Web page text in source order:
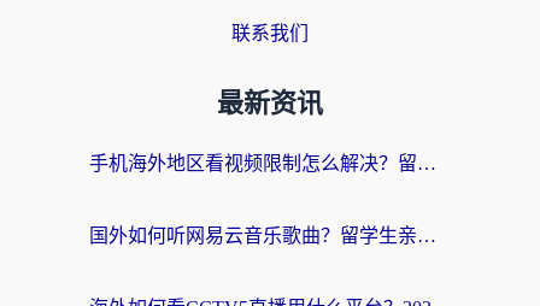
联系我们
最新资讯
手机海外地区看视频限制怎么解决？留学生亲测有效的回国加速器指南
国外如何听网易云音乐歌曲？留学生亲测有效的回国加速方案